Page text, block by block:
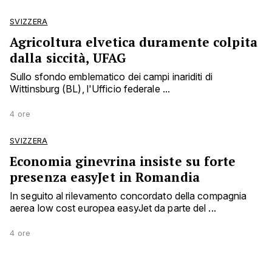
SVIZZERA
Agricoltura elvetica duramente colpita
dalla siccità, UFAG
Sullo sfondo emblematico dei campi inariditi di
Wittinsburg (BL), l'Ufficio federale ...
4 ore
SVIZZERA
Economia ginevrina insiste su forte
presenza easyJet in Romandia
In seguito al rilevamento concordato della compagnia
aerea low cost europea easyJet da parte del ...
4 ore